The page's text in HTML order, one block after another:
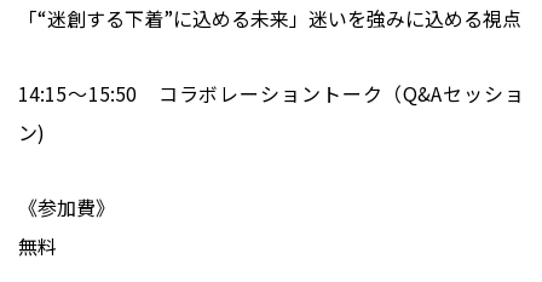
「“迷創する下着”に込める未来」迷いを強みに込める視点
14:15～15:50 コラボレーショントーク（Q&Aセッショ
ン)
《参加費》
無料